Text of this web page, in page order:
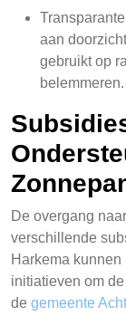
aan
gebruikt op
belemmeren.
De overgang
verschillende
Harkema
initiatieven om
de gemeente